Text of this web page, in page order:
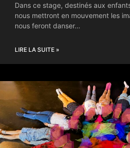
Dans ce stage, destinés aux
nous mettront en mouvement les
nous feront danser…
LIRE LA SUITE »